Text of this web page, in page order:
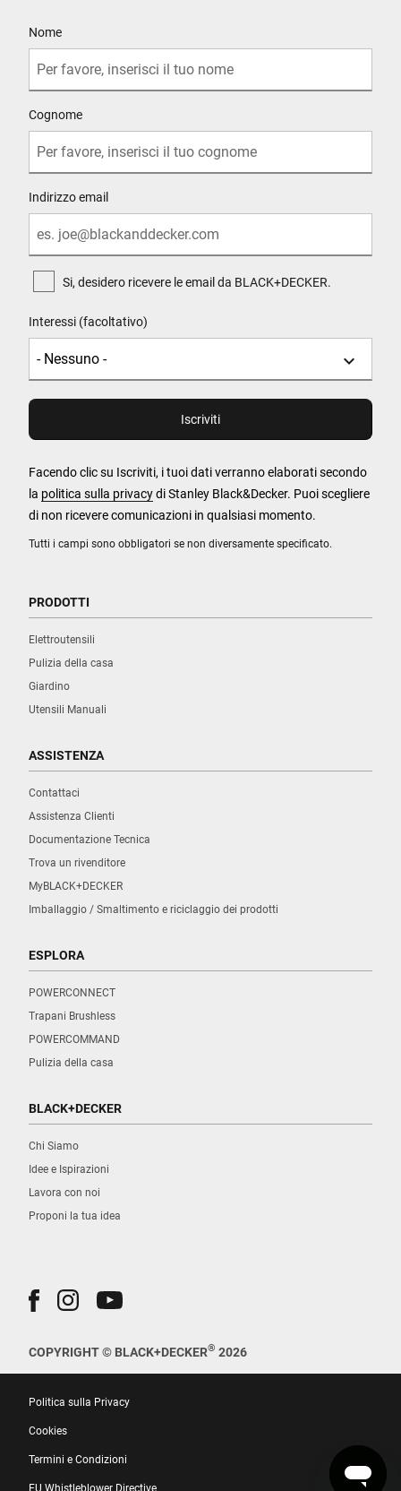
Tutti i campi sono obbligatori se non diversamente specificato.
Nome
Cognome
Indirizzo email
Si, desidero ricevere le email da BLACK+DECKER.
Interessi (facoltativo)
Facendo clic su Iscriviti, i tuoi dati verranno elaborati secondo
la politica sulla privacydi Stanley Black&Decker. Puoi scegliere
di non ricevere comunicazioni in qualsiasi momento.
PRODOTTI
Elettroutensili
Pulizia della casa
Giardino
Utensili Manuali
ASSISTENZA
Contattaci
Assistenza Clienti
Documentazione Tecnica
Trova un rivenditore
MyBLACK+DECKER
Imballaggio / Smaltimento e riciclaggio dei prodotti
ESPLORA
POWERCONNECT
Trapani Brushless
POWERCOMMAND
Pulizia della casa
BLACK+DECKER
Chi Siamo
Idee e Ispirazioni
Lavora con noi
Proponi la tua idea
COPYRIGHT © BLACK+DECKER® 2026
Politica sulla Privacy
Cookies
Termini e Condizioni
EU Whistleblower Directive